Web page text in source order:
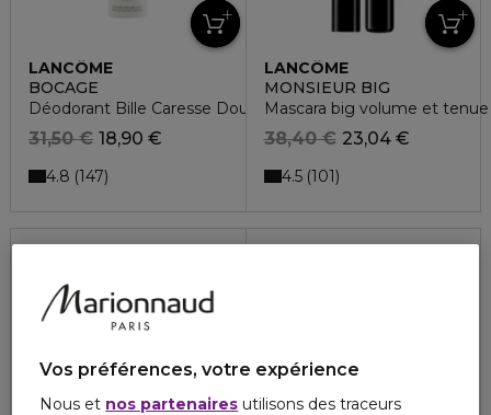
LANCÔME
BOCAGE
Déodorant Bille Caresse Douceur
18,90 €
31,50 €
4.8 147
LANCÔME
MONSIEUR BIG
Mascara big volume et
23,04 €
38,40 €
4.5 101
Vos préférences, votre expérience
Nous et nos partenaires utilisons des traceurs